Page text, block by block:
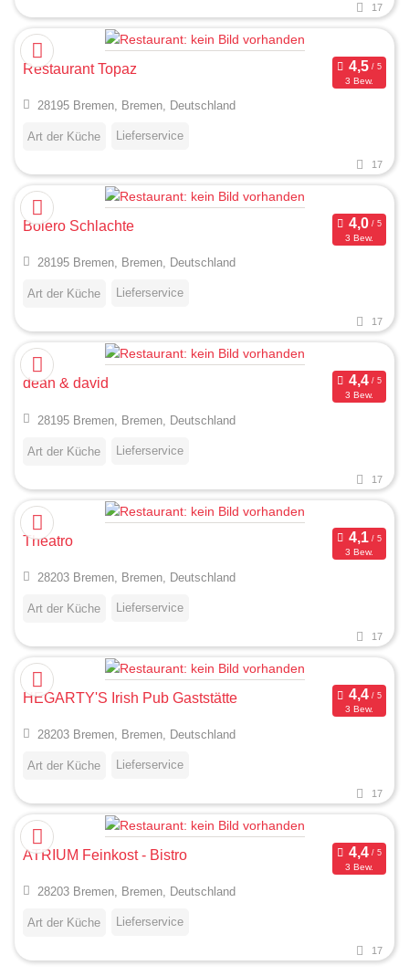
17
Restaurant Topaz
3 Bew.
28195 Bremen, Bremen, Deutschland
Art der Küche Lieferservice
17
Bolero Schlachte
3 Bew.
28195 Bremen, Bremen, Deutschland
Art der Küche Lieferservice
17
dean & david
3 Bew.
28195 Bremen, Bremen, Deutschland
Art der Küche Lieferservice
17
Theatro
3 Bew.
28203 Bremen, Bremen, Deutschland
Art der Küche Lieferservice
17
HEGARTY'S Irish Pub Gaststätte
3 Bew.
28203 Bremen, Bremen, Deutschland
Art der Küche Lieferservice
17
ATRIUM Feinkost - Bistro
3 Bew.
28203 Bremen, Bremen, Deutschland
Art der Küche Lieferservice
17